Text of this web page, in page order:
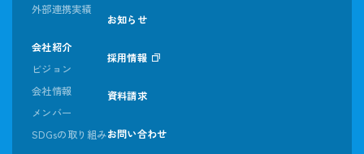
外部連携実績
会社紹介
ビジョン
会社情報
メンバー
SDGsの取り組み
お知らせ
採用情報
資料請求
お問い合わせ